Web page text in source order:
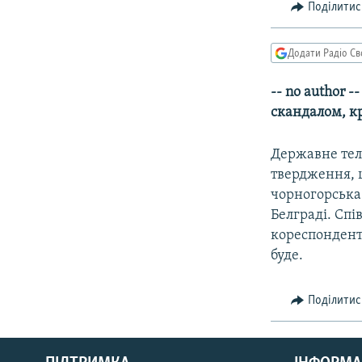
РУС
Додати Радіо
-- no author --
скандалом,
Державне
твердження,
Белградi.
буде.